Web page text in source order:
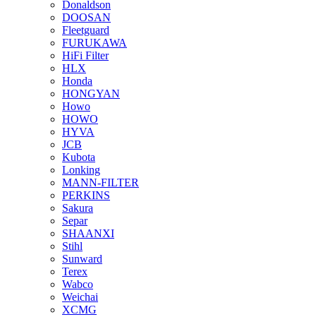
Donaldson
DOOSAN
Fleetguard
FURUKAWA
HiFi Filter
HLX
Honda
HONGYAN
Howo
HOWO
HYVA
JCB
Kubota
Lonking
MANN-FILTER
PERKINS
Sakura
Separ
SHAANXI
Stihl
Sunward
Terex
Wabco
Weichai
XCMG